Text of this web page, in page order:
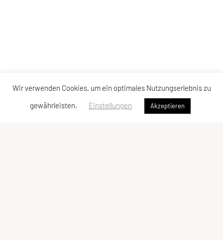
Wir verwenden Cookies, um ein optimales Nutzungserlebnis zu
gewährleisten.
Einstellungen Akzeptieren